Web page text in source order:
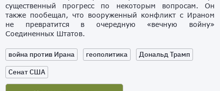
существенный прогресс по некоторым вопросам. Он
также пообещал, что вооруженный конфликт с Ираном
не превратится в очередную «вечную войну»
Соединенных Штатов.
война против Ирана геополитика
Дональд Трамп
Сенат США